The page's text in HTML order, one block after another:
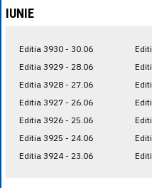
IUNIE
Editia 3930 - 30.06
Editia 3929 - 28.06
Editia 3928 - 27.06
Editia 3927 - 26.06
Editia 3926 - 25.06
Editia 3925 - 24.06
Editia 3924 - 23.06